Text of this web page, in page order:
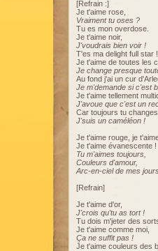
[Refrain :]
Je t'aime rose,
Vraiment tu oses ?
Tu es mon overdose.
Je t'aime noir,
J'voudrais bien voir !
T'es ma delight full star
Je t'aime de toutes les
Je change presque
Au fond j'ai un cur
Je m'demande si c'est
Je t'aime tellement
J'avoue que c'est un
Car toujours tu
J'suis un caméléon !
Je t'aime rouge, je
Je t'aime évanescente !
Tu m'aimes toujours,
Couleurs d'amour,
Arc-en-ciel de mes
[Refrain]
Je t'aime d'or,
J'crois qu'tu as tort !
Tu dois m'jeter des
Je t'aime comme moi,
Ça ne suffit pas !
Je t'aime couleurs des